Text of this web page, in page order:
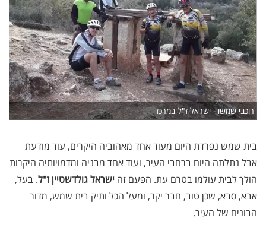
רוכבי שמשון- ישראל ז"ל במרכז
בית שמש נפרדת היום מעוד אחד מאהוביה היקרים, עוד מודעת
אבל נתלתה היום ברחבי העיר, ועוד אחד מבניה ומדמויותיה היקרות
הולך לבית עולמו בטרם עת. הפעם זה ישראל גולדשטיין ז"ל. בעל,
אבא, סבא, שכן טוב, חבר יקר, ומעל הכל ותיק בית שמש, מדור
הבונים של העיר.